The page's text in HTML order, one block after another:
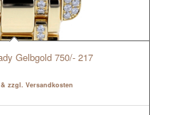
Gelbgold 750/- 217
zzgl. Versandkosten